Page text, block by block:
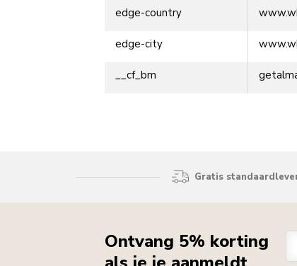
edge-country
edge-city
__cf_bm
Gratis
Ontvang 5% korting